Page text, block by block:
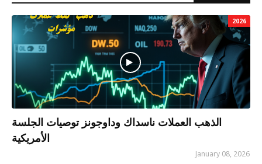
2026
الذهب العملات ناسداك وداوجونز توصيات الجلسة
الأمريكية
January 08, 2026